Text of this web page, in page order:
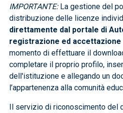
IMPORTANTE:La gestione del
distribuzione delle licenze
direttamente dal portale di
registrazione ed
momento di effettuare il
completare il proprio profilo,
dell'istituzione e allegando un
l’appartenenza alla comunità
Il servizio di riconoscimento del